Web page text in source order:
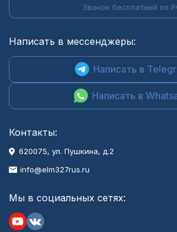
Звонок бесплатный по
Написать в мессенджеры:
Написать в
Написать в
Контакты:
620075, ул. Пушкина, д.2
info@elm327rus.ru
Мы в социальных сетях: